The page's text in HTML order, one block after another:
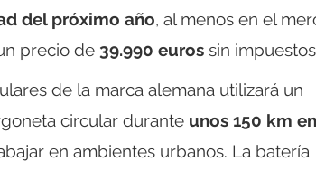
del próximo año, al menos en el
precio de 39.990 euros sin
de la marca alemana utilizará un
circular durante unos 150 km
en ambientes urbanos. La batería